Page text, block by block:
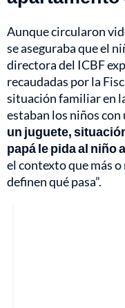
Aunque circularon
se aseguraba que el
directora del ICBF
recaudadas por la
situación familiar en
estaban los niños
un juguete,
papá le pida al niño
el contexto que más
definen qué pasa”.